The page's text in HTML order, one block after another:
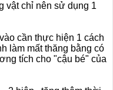
vật chỉ nên sử dụng 1
cần thực hiện 1 cách
làm mất thăng bằng có
tích cho "cậu bé" của